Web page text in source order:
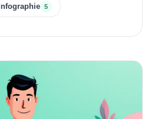
Infographie 5